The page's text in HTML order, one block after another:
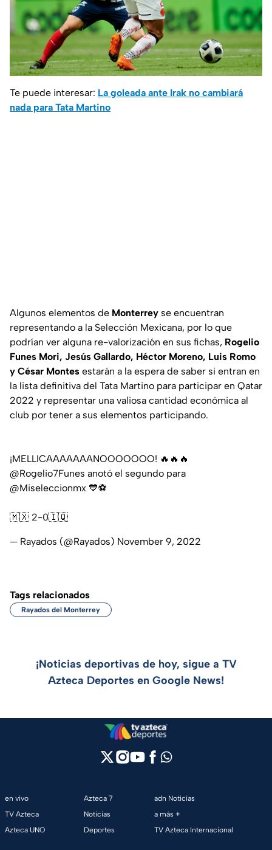
Te puede interesar: La goleada ante Irak no cambiará
nada para Tata Martino
Algunos elementos de Monterrey se encuentran
representando a la Selección Mexicana, por lo que
podrían ver alguna re-valorización en sus fichas, Rogelio
Funes Mori, Jesús Gallardo, Héctor Moreno, Luis Romo
y César Montes estarán a la espera de saber si entran en
la lista definitiva del Tata Martino para participar en Qatar
2022 y representar una valiosa cantidad económica al
club por tener a sus elementos participando.
¡MELLICAAAAAAANOOOOOOO! 🔥🔥🔥
@Rogelio7Funes anotó el segundo para
@Miseleccionmx 💙⚽
🇲🇽 2-0🇮🇶
— Rayados (@Rayados) November 9, 2022
Tags relacionados
Rayados del Monterrey
¡Noticias deportivas de hoy, sigue a TV
Azteca Deportes en Google News!
en vivo
TV Azteca
Azteca UNO
Azteca 7
Noticias
Deportes
adn Noticias
a más +
TV Azteca Internacional